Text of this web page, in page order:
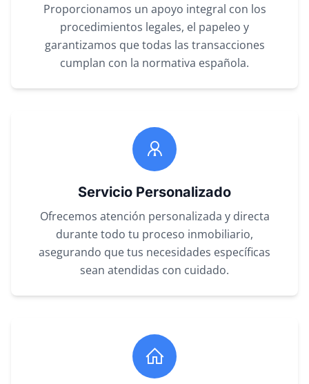
Proporcionamos un apoyo integral con los
procedimientos legales, el papeleo y
garantizamos que todas las transacciones
cumplan con la normativa española.
Servicio Personalizado
Ofrecemos atención personalizada y directa
durante todo tu proceso inmobiliario,
asegurando que tus necesidades específicas
sean atendidas con cuidado.